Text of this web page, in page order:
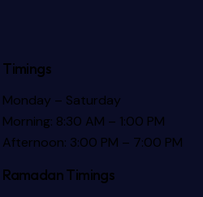
Timings
Monday – Saturday
Morning: 8:30 AM – 1:00 PM
Afternoon: 3:00 PM – 7:00 PM
Ramadan Timings